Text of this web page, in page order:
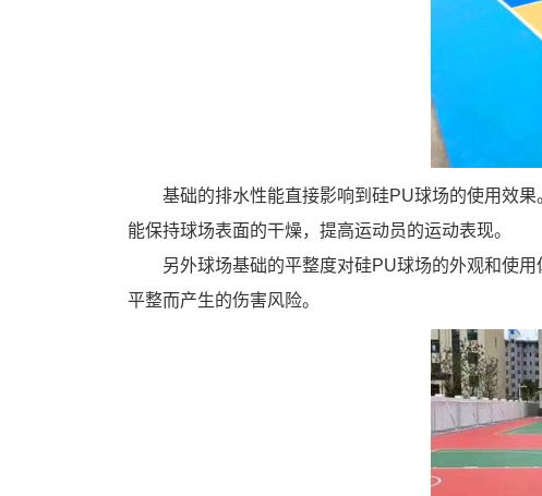
基础的排水性能直接影响到硅PU球场的使用效
能保持球场表面的干燥，提高运动员的运动表现。
另外球场基础的平整度对硅PU球场的外观和使
平整而产生的伤害风险。